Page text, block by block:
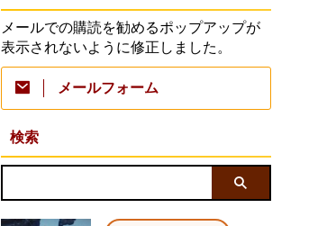
メールでの購読を勧めるポップアップが
表示されないように修正しました。
メールフォーム
検索